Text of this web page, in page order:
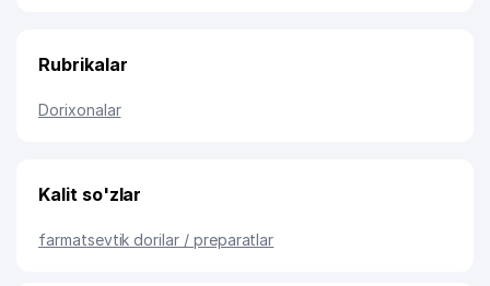
Rubrikalar
Dorixonalar
Kalit so'zlar
farmatsevtik dorilar / preparatlar